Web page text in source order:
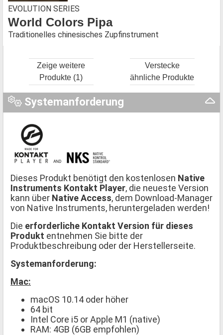
EVOLUTION SERIES
World Colors Pipa
Traditionelles chinesisches Zupfinstrument
Zeige weitere
Produkte (1)
Verstecke
ähnliche Produkte
Systemanforderung
Dieses Produkt benötigt den kostenlosen Native
Instruments Kontakt Player, die neueste Version
kann über Native Access, dem Download-Manager
von Native Instruments, heruntergeladen werden!
Die erforderliche Kontakt Version für dieses
Produkt entnehmen Sie bitte der
Produktbeschreibung oder der Herstellerseite.
Systemanforderung:
Mac:
macOS 10.14 oder höher
64 bit
Intel Core i5 or Apple M1 (native)
RAM: 4GB (6GB empfohlen)